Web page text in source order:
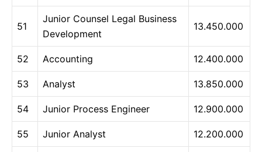
51
Junior Counsel Legal Business
Development
13.450.000
52 Accounting 12.400.000
53 Analyst 13.850.000
54 Junior Process Engineer 12.900.000
55 Junior Analyst 12.200.000